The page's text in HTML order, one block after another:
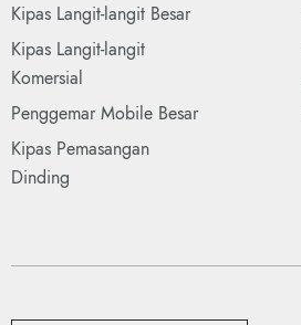
Kipas Langit-langit Besar
Kipas Langit-langit
Komersial
Penggemar Mobile Besar
Kipas Pemasangan
Dinding